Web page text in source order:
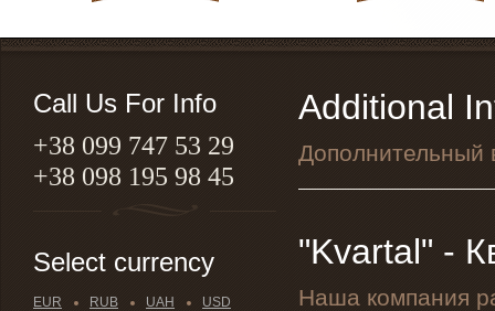
Call Us For Info
+38 099 747 53 29
+38 098 195 98 45
Select currency
EUR RUB UAH USD
Additional
Дополнительный
"Kvartal" -
Наша компания